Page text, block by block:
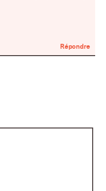
Répondre